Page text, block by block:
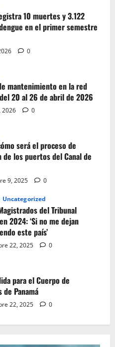
10 muertes y 3.122
en el primer semestre
0
mantenimiento en la red
20 al 26 de abril de 2026
2026 0
será el proceso de
de los puertos del Canal de
9, 2025 0
Uncategorized
del Tribunal
2024: ‘Si no me dejan
este país’
22, 2025 0
para el Cuerpo de
de Panamá
22, 2025 0